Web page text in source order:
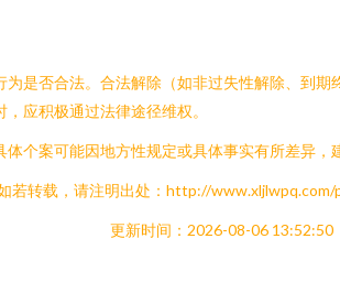
是否合法。合法解除（如非过失性解除、到
应积极通过法律途径维权。
个案可能因地方性规定或具体事实有所差异，
若转载，请注明出处：http://
更新时间：2026-08-06 13:52:50